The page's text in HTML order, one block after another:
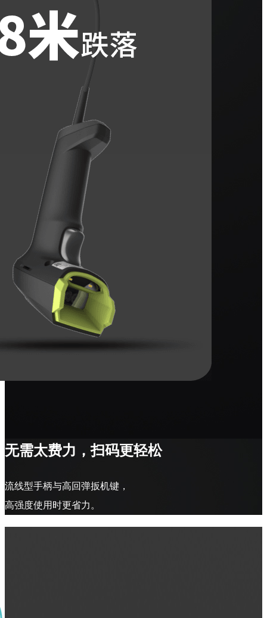
无需太费力，扫码更轻松
流线型手柄与高回弹扳机键，
高强度使用时更省力。